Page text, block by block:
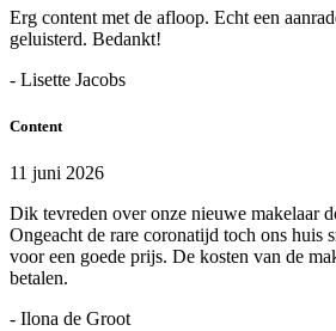
Erg content met de afloop. Echt een
geluisterd. Bedankt!
- Lisette Jacobs
Content
11 juni 2026
Dik tevreden over onze nieuwe makelaar
Ongeacht de rare coronatijd toch ons huis
voor een goede prijs. De kosten van de
betalen.
- Ilona de Groot